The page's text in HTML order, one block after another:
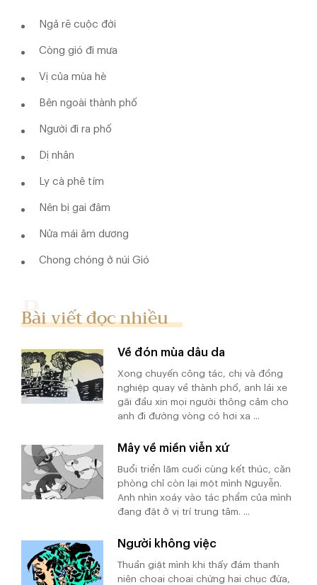
Ngả rẽ cuộc đời
Còng gió đi mưa
Vị của mùa hè
Bên ngoài thành phố
Người đi ra phố
Dị nhân
Ly cà phê tím
Nên bị gai đâm
Nửa mái âm dương
Chong chóng ở núi Gió
Bài viết đọc nhiều
Về đón mùa dâu da
Xong chuyến công tác, chị và đồng
nghiệp quay về thành phố, anh lái xe
gãi đầu xin mọi người thông cảm cho
anh đi đường vòng có hơi xa ...
Mây về miền viễn xứ
Buổi triển lãm cuối cùng kết thúc, căn
phòng chỉ còn lại một mình Nguyễn.
Anh nhìn xoáy vào tác phẩm của mình
đang đặt ở vị trí trung tâm. ...
Người không việc
Thuần giật mình khi thấy đám thanh
niên choai choai chừng hai chục đứa,